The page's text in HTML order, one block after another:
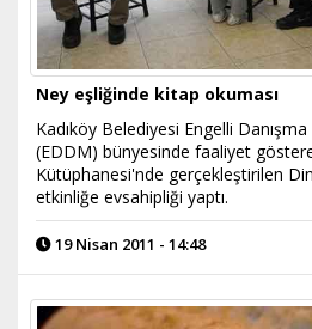
Ney eşliğinde kitap okuması
Kadıköy Belediyesi Engelli
(EDDM) bünyesinde faaliyet
Kütüphanesi'nde gerçekleştirilen
etkinliğe evsahipliği yaptı.
19 Nisan 2011 - 14:48